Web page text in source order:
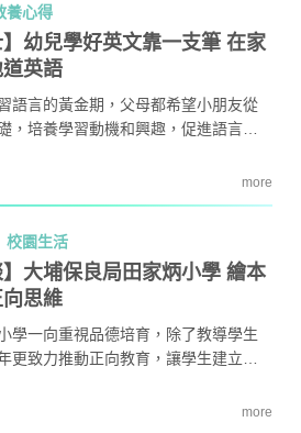
養心得
幼兒學好英文靠一支筆 在家
英語
語言的黃金期，父母都希望小朋友從
，培養學習動機和興趣，促進語言發
輕鬆學習方法，教小朋友學識地道英more
校園生活
】大埔保良局田家炳小學 繪本
思維
學一向重視品德培育，除了教導學生
更致力推動正向教育，讓學生建立積
more